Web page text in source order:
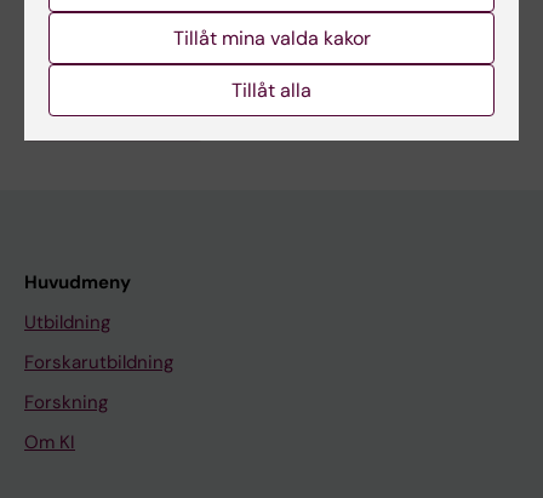
Redigera din profil
Huvudmeny
Utbildning
Forskarutbildning
Forskning
Om KI
Tillåt mina valda kakor
Tillåt alla